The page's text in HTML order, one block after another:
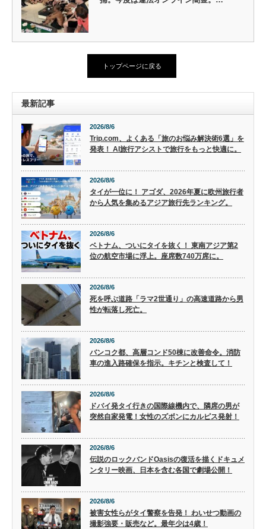
トップページに戻る
最新記事
2026/8/6
Trip.com、よくある「旅のお悩み解決術6選」を
発表！ AI旅行アシストで旅行をもっと快適に。
2026/8/6
タイが一位に！ アゴダ、2026年夏に欧州旅行者
から人気を集めるアジア旅行先ランキング。
2026/8/6
ベトナム、ついにタイを抜く！ 東南アジア第2
位の航空市場に浮上。座席数740万席に。
2026/8/6
死を呼ぶ道路「ラマ2世通り」の高速道路から男
性が転落し死亡。
2026/8/6
バンコク都、高層コンド50棟に改善命令。消防
車の進入路確保を指示。キチンと検査して！
2026/8/6
ドバイ発タイ行きの国際線機内で、隣席の男が
突然自家発電！女性のズボンにカルピス発射！
2026/8/6
伝説のロックバンドOasisの復活を描くドキュメ
ンタリー映画、日本を含む各国で劇場公開！
2026/8/6
被害女性らがタイ警察を告発！ わいせつ動画の
撮影強要・販売など。最年少は4歳！